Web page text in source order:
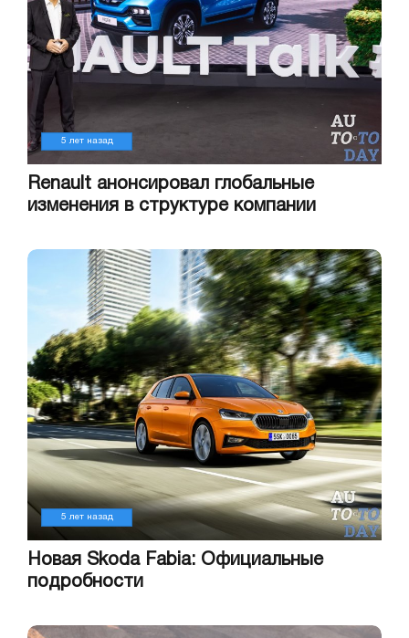
5 лет назад
Renault анонсировал глобальные
изменения в структуре компании
5 лет назад
Новая Skoda Fabia: Официальные
подробности